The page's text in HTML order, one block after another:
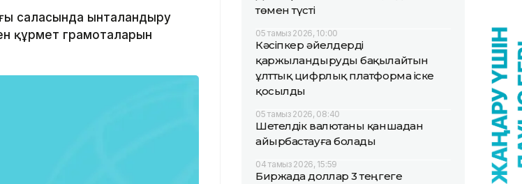
саласында ынталандыру
құрмет грамоталарын
төмен түсті
05 тамыз 2026, 10:00
Кәсіпкер әйелдерді
қаржыландыруды бақылайтын
ұлттық цифрлық платформа іске
қосылды
05 тамыз 2026, 08:40
Шетелдік валютаны қаншадан
айырбастауға болады
04 тамыз 2026, 15:59
Биржада доллар 3 теңгеге